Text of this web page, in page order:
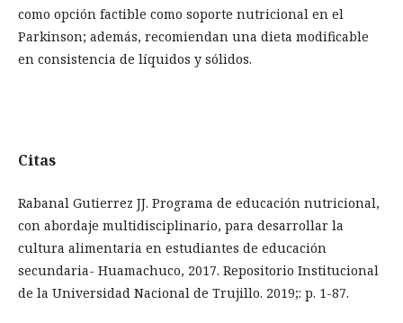
como opción factible como soporte nutricional en el
Parkinson; además, recomiendan una dieta modificable
en consistencia de líquidos y sólidos.
Citas
Rabanal Gutierrez JJ. Programa de educación nutricional,
con abordaje multidisciplinario, para desarrollar la
cultura alimentaria en estudiantes de educación
secundaria- Huamachuco, 2017. Repositorio Institucional
de la Universidad Nacional de Trujillo. 2019;: p. 1-87.